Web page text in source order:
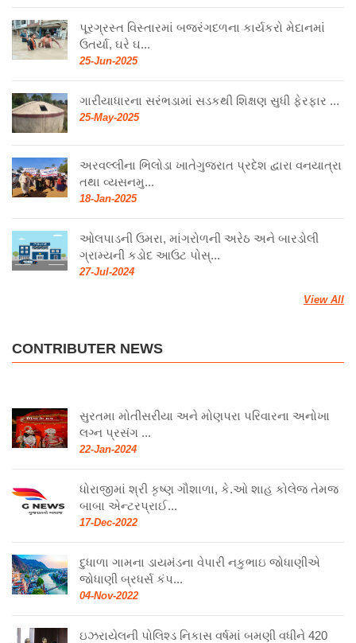
પૂરગ્રસ્ત વિસ્તારમાં બજરંગદળના કાર્યકરો મેદાનમાં
ઉતર્યા, ઘરે ઘ...
25-Jun-2025
ગારીયાધારના સરંભડામાં સડકથી શિક્ષણ સુધી ફેરફાર ...
25-May-2025
અરવલ્લીના ભિલોડા ખાતેગુજરાત પ્રદેશ દ્વારા વનયાત્રા
તથા વ્યસનમુ...
18-Jan-2025
ઓલપાડની ઉમરા, માંગરોળની અરેઠ અને બારડોલી
ગ્રામ્યની કડોદ આઉટ પોસ્...
27-Jul-2024
View All
CONTRIBUTER NEWS
સુરતમા મોતીસરીયા અને મોણપરા પરિવારના અનોખા
લગ્ન પ્રસંગ ...
22-Jan-2024
ધોરાજીમાં શ્રી કૃષ્ણ ગૌશાળા, કે.ઓ શાહ કોલેજ તેમજ
બાબા એન્ટરપ્રાઈ...
17-Dec-2022
દુધાળા ગામના ડાયમંડના વેપારી નકુભાઇ જોધાણીએ
જોધાણી બ્રધર્સ કંપ...
04-Nov-2022
ઇઝરાયેલની પોલિશ્ડ નિકાસ વર્ષમાં બમણી વધીને 420